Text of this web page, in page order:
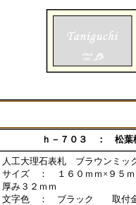
ｈ－７０３ ： 松葉
人工大理石表札 ブラウンミッ
サイズ ： １６０ｍｍ×９５
厚み３２ｍｍ
文字色 ： ブラック 取付金